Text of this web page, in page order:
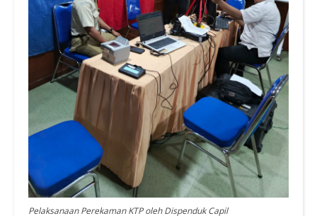
Pelaksanaan Perekaman KTP oleh Dispenduk Capil